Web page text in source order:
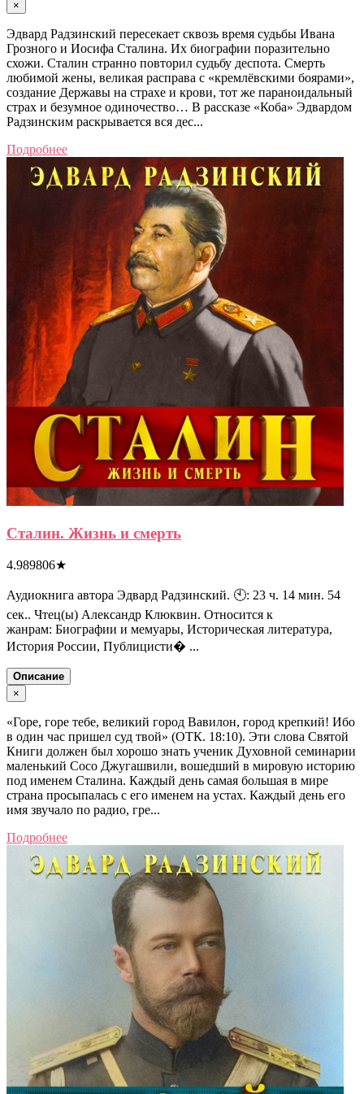
×
Эдвард Радзинский пересекает сквозь время судьбы Ивана
Грозного и Иосифа Сталина. Их биографии поразительно
схожи. Сталин странно повторил судьбу деспота. Смерть
любимой жены, великая расправа с «кремлёвскими боярами»,
создание Державы на страхе и крови, тот же параноидальный
страх и безумное одиночество… В рассказе «Коба» Эдвардом
Радзинским раскрывается вся дес...
Подробнее
Сталин. Жизнь и смерть
4.989806★
Аудиокнига автора Эдвард Радзинский. 🕙: 23 ч. 14 мин. 54
сек.. Чтец(ы) Александр Клюквин. Относится к
жанрам: Биографии и мемуары, Историческая литература,
История России, Публицисти� ...
Описание
×
«Горе, горе тебе, великий город Вавилон, город крепкий! Ибо
в один час пришел суд твой» (ОТК. 18:10). Эти слова Святой
Книги должен был хорошо знать ученик Духовной семинарии
маленький Сосо Джугашвили, вошедший в мировую историю
под именем Сталина. Каждый день самая большая в мире
страна просыпалась с его именем на устах. Каждый день его
имя звучало по радио, гре...
Подробнее